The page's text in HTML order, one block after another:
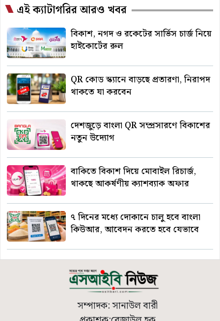
এই ক্যাটাগরির আরও খবর
বিকাশ, নগদ ও রকেটের সার্ভিস চার্জ নিয়ে
হাইকোর্টের রুল
QR কোড স্ক্যানে বাড়ছে প্রতারণা, নিরাপদ
থাকতে যা করবেন
দেশজুড়ে বাংলা QR সম্প্রসারণে বিকাশের
নতুন উদ্যোগ
বাকিতে বিকাশ দিয়ে মোবাইল রিচার্জ,
থাকছে আকর্ষণীয় ক্যাশব্যাক অফার
৭ দিনের মধ্যে দোকানে চালু হবে বাংলা
কিউআর, আবেদন করতে হবে যেভাবে
সম্পাদক: সানাউল বারী